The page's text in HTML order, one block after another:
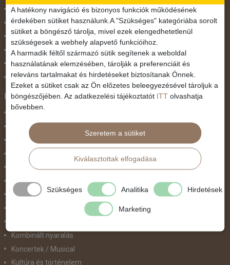
November 1.
Október 23.
Pünkösdi utazás
Szilveszter
Tavaszi szünet
Valentin nap
Programtípus
Belépőjegy
Egyéni út
Egzotikus út
Fesztiválok
Golfút
Gyalogtúra
Kombinált nyaralás
Koncertek / Musical
Kultúra és történelem
A hatékony navigáció és bizonyos funkciók működésének
érdekében sütiket használunk.A "Szükséges" kategóriába sorolt
sütiket a böngésző tárolja, mivel ezek elengedhetetlenül
szükségesek a webhely alapvető funkcióihoz.
A harmadik féltől származó sütik segítenek a weboldal
használatának elemzésében, tárolják a preferenciáit és
releváns tartalmakat és hirdetéseket biztosítanak Önnek.
Ezeket a sütiket csak az Ön előzetes beleegyezésével tároljuk a
böngészőjében. Az adatkezelési tájékoztatót ITT olvashatja
bővebben.
Szeretem a sütiket
Kiválasztottak elfogadása
Szükséges Analitika Hirdetések
Marketing